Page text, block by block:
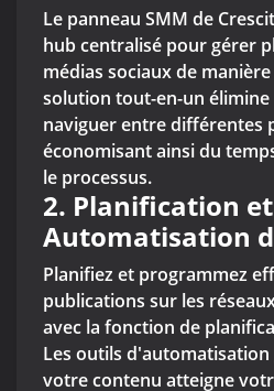
Le panneau SMM de
hub centralisé pour gérer
médias sociaux de
solution tout-en-un élimine
naviguer entre différentes
économisant ainsi du
le processus.
2. Planification et
Automatisation
Planifiez et programmez
publications sur les
avec la fonction de
Les outils
votre contenu atteigne